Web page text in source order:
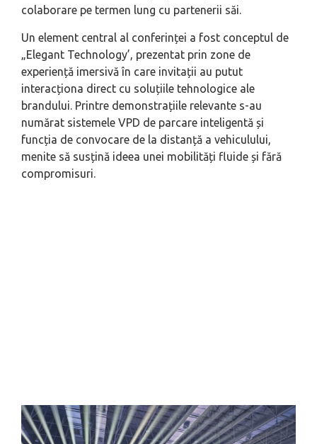
colaborare pe termen lung cu partenerii săi.
Un element central al conferinței a fost conceptul de
„Elegant Technology’, prezentat prin zone de
experiență imersivă în care invitații au putut
interacționa direct cu soluțiile tehnologice ale
brandului. Printre demonstrațiile relevante s-au
numărat sistemele VPD de parcare inteligentă și
funcția de convocare de la distanță a vehiculului,
menite să susțină ideea unei mobilități fluide și fără
compromisuri.